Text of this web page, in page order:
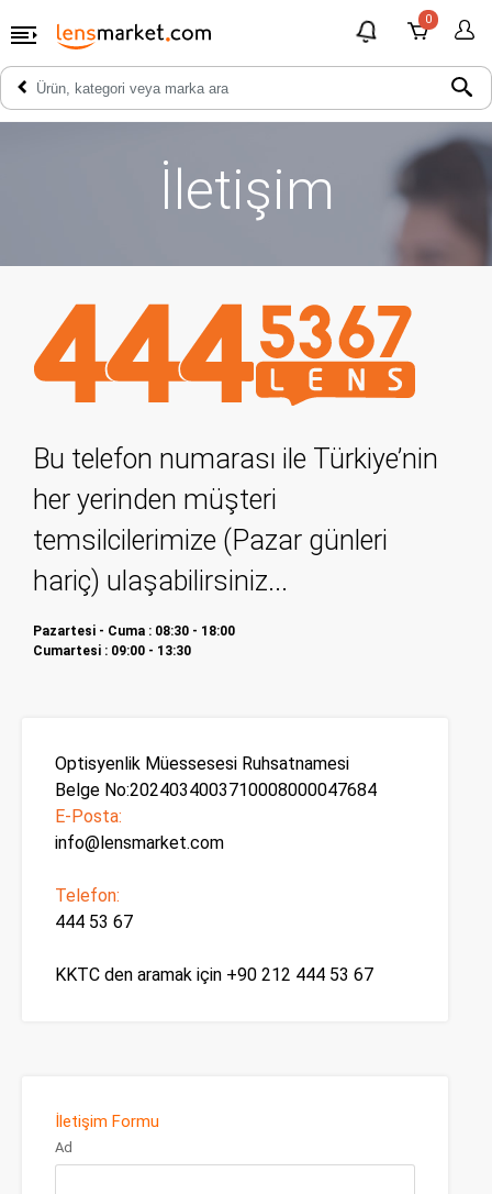
0
İletişim
Bu telefon numarası ile Türkiye’nin
her yerinden müşteri
temsilcilerimize (Pazar günleri
hariç) ulaşabilirsiniz...
Pazartesi - Cuma : 08:30 - 18:00
Cumartesi : 09:00 - 13:30
Optisyenlik Müessesesi Ruhsatnamesi
Belge No:2024034003710008000047684
E-Posta:
info@lensmarket.com
Telefon:
444 53 67
KKTC den aramak için +90 212 444 53 67
İletişim Formu
Ad